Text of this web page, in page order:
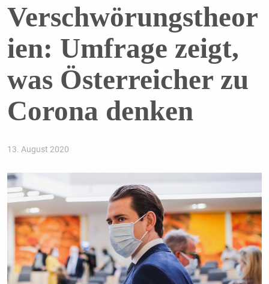
Verschwörungstheor
ien: Umfrage zeigt,
was Österreicher zu
Corona denken
13. August 2020